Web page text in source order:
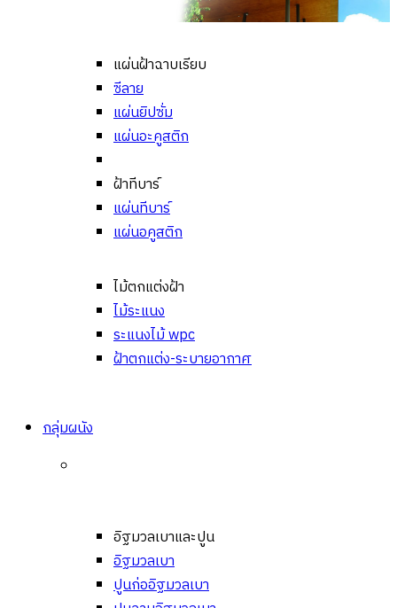
แผ่นฝ้าฉาบเรียบ
ซีลาย
แผ่นยิปซั่ม
แผ่นอะคูสติก
ฝ้าทีบาร์
แผ่นทีบาร์
แผ่นอคูสติก
ไม้ตกแต่งฝ้า
ไม้ระแนง
ระแนงไม้ wpc
ฝ้าตกแต่ง-ระบายอากาศ
กลุ่มผนัง
อิฐมวลเบาและปูน
อิฐมวลเบา
ปูนก่ออิฐมวลเบา